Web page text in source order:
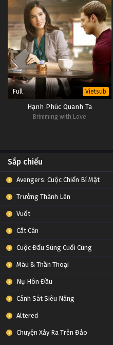
Full Vietsub
Hạnh Phúc Quanh Ta
Brimming with Love
Sắp chiếu
Avengers: Cuộc Chiến Bí Mật
Trưởng Thành Lên
Vuốt
Cắt Cân
Cuộc Đấu Súng Cuối Cùng
Máu & Thần Thoại
Nụ Hôn Đầu
Cảnh Sát Siêu Năng
Altered
Chuyện Xảy Ra Trên Đảo